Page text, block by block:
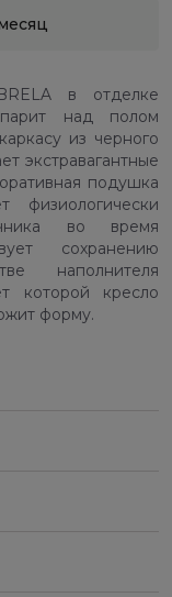
в отделке
над полом
из черного
экстравагантные
подушка
физиологически
во время
сохранению
наполнителя
которой кресло
форму.